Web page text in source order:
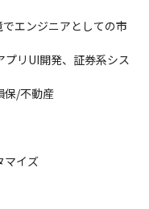
エンジニアとしての市
プリUI開発、証券系シス
保/不動産
マイズ